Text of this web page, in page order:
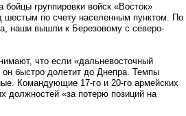
бойцы группировки войск «Восток»
шестым по счету населенным пунктом. По
наши вышли к Березовому с северо-
что если «дальневосточный
он быстро долетит до Днепра. Темпы
Командующие 17-го и 20-го армейских
должностей «за потерю позиций на